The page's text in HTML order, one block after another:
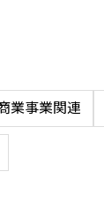
業事業関連